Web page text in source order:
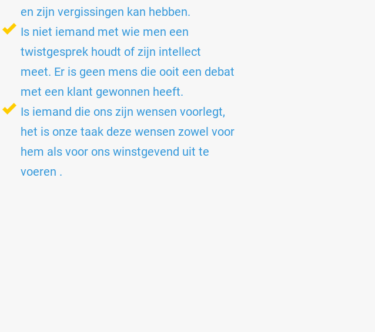
en zijn vergissingen kan hebben.
Is niet iemand met wie men een
twistgesprek houdt of zijn intellect
meet. Er is geen mens die ooit een debat
met een klant gewonnen heeft.
Is iemand die ons zijn wensen voorlegt,
het is onze taak deze wensen zowel voor
hem als voor ons winstgevend uit te
voeren .